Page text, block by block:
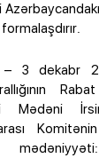
3 dekabr
Mədəni